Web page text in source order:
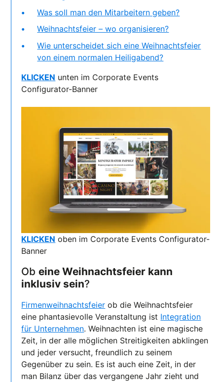
Was soll man den Mitarbeitern geben?
Weihnachtsfeier – wo organisieren?
Wie unterscheidet sich eine Weihnachtsfeier
von einem normalen Heiligabend?
KLICKEN unten im Corporate Events
Configurator-Banner
KLICKEN oben im Corporate Events Configurator-
Banner
Obeine Weihnachtsfeier kann
inklusiv sein?
Firmenweihnachtsfeier ob die Weihnachtsfeier
eine phantasievolle Veranstaltung ist Integration
für Unternehmen. Weihnachten ist eine magische
Zeit, in der alle möglichen Streitigkeiten abklingen
und jeder versucht, freundlich zu seinem
Gegenüber zu sein. Es ist auch eine Zeit, in der
man Bilanz über das vergangene Jahr zieht und